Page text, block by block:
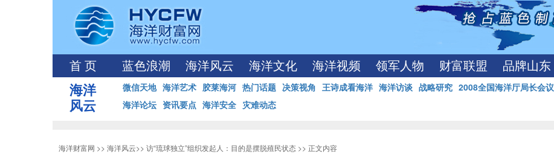
首 页 蓝色浪潮 海洋风云 海洋文化 海洋视频 领军人物 财富联盟 品牌山东
海洋
风云
微信天地 海洋艺术 胶莱海河 热门话题 决策视角 王诗成看海洋 海洋访谈 战略研究 2008全国海洋厅局长会议
海洋论坛 资讯要点 海洋安全 灾难动态
海洋财富网 >> 海洋风云>> 访“琉球独立”组织发起人：目的是摆脱殖民状态 >> 正文内容